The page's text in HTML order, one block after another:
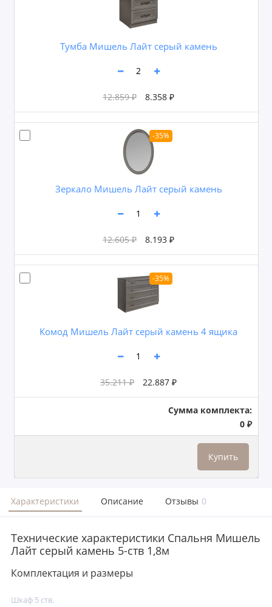
Тумба Мишель Лайт серый камень
12.859 ₽ 8.358 ₽
-35%
Зеркало Мишель Лайт серый камень
12.605 ₽ 8.193 ₽
-35%
Комод Мишель Лайт серый камень 4 ящика
35.211 ₽ 22.887 ₽
Сумма комплекта:
0 ₽
Купить
Характеристики Описание Отзывы 0
Технические характеристики Спальня Мишель
Лайт серый камень 5-ств 1,8м
Комплектация и размеры
Шкаф 5 ств.